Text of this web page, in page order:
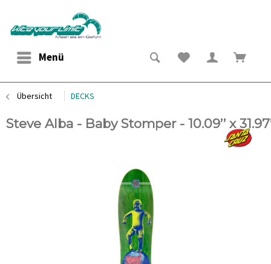
Menü
Übersicht DECKS
Steve Alba - Baby Stomper - 10.09’’ x